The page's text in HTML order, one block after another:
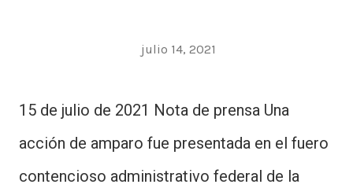
julio 14, 2021
15 de julio de 2021 Nota de prensa Una
acción de amparo fue presentada en el fuero
contencioso administrativo federal de la